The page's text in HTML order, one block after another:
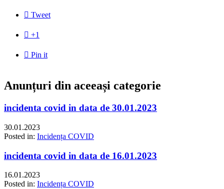
 Tweet
 +1
 Pin it
Anunțuri din aceeași categorie
incidenta covid in data de 30.01.2023
30.01.2023
Posted in: Incidența COVID
incidenta covid in data de 16.01.2023
16.01.2023
Posted in: Incidența COVID